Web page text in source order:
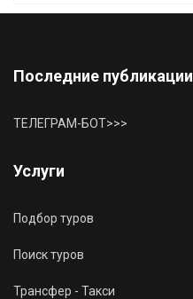
Последние публикации
ТЕЛЕГРАМ-БОТ>>>
Услуги
Подбор туров
Поиск туров
Трансфер - Такси